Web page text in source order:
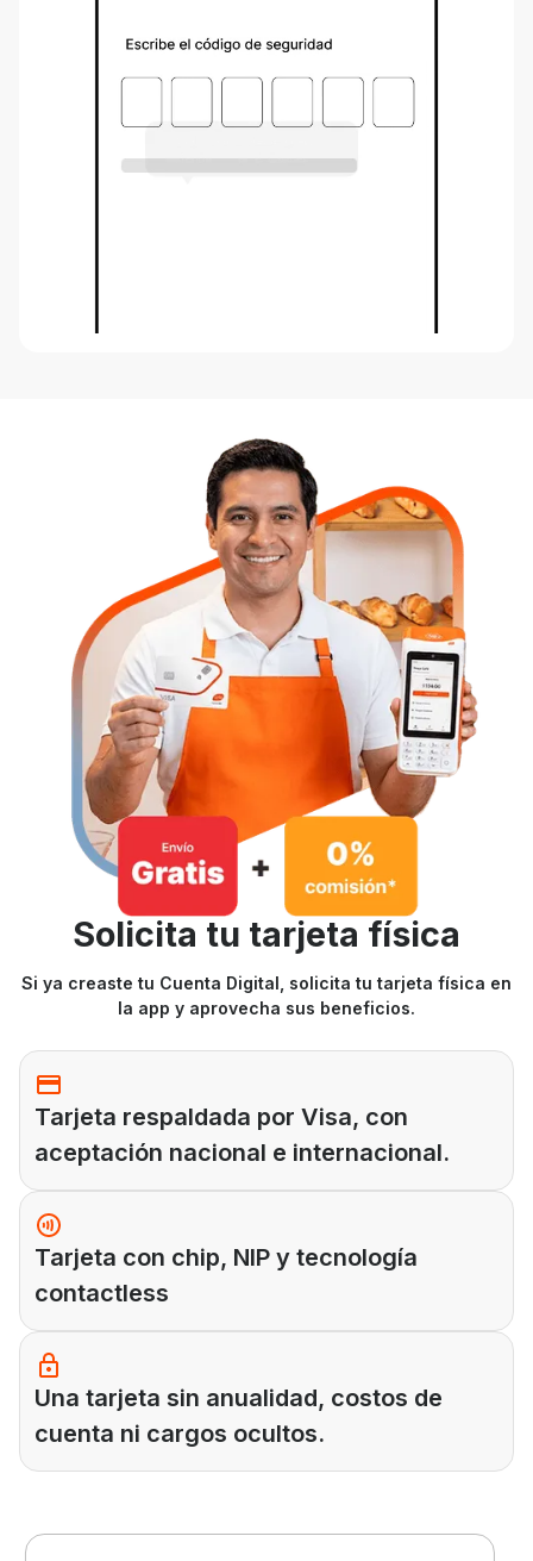
Solicita tu tarjeta física
Si ya creaste tu Cuenta Digital, solicita tu tarjeta física en
la app y aprovecha sus beneficios.
Tarjeta respaldada por Visa, con
aceptación nacional e internacional.
Tarjeta con chip, NIP y tecnología
contactless
Una tarjeta sin anualidad, costos de
cuenta ni cargos ocultos.